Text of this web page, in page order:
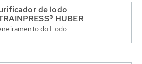
de lodo
HUBER
do Lodo